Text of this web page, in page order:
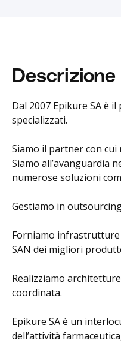
Descrizione
Dal 2007 Epikure SA è
specializzati.
Siamo il partner con
Siamo all’avanguardia
numerose soluzioni
Gestiamo in
Forniamo infrastrutture
SAN dei migliori
Realizziamo
coordinata.
Epikure SA è un
dell’attività